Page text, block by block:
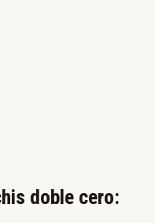
doble cero:​